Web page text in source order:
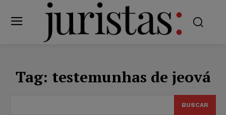
Tag: testemunhas de jeová
BUSCAR